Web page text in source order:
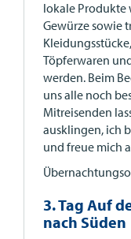
lokale Produkte
Gewürze sowie
Töpferwaren
werden. Beim
uns alle noch
Mitreisenden
ausklingen, ich
und freue mich
3. Tag Auf
nach Süden